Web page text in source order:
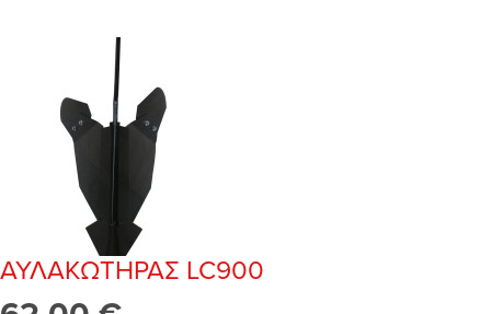
ΑΥΛΑΚΩΤΗΡΑΣ LC900